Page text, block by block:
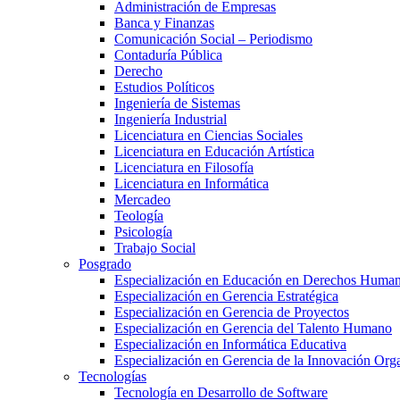
Administración de Empresas
Banca y Finanzas
Comunicación Social – Periodismo
Contaduría Pública
Derecho
Estudios Políticos
Ingeniería de Sistemas
Ingeniería Industrial
Licenciatura en Ciencias Sociales
Licenciatura en Educación Artística
Licenciatura en Filosofía
Licenciatura en Informática
Mercadeo
Teología
Psicología
Trabajo Social
Posgrado
Especialización en Educación en Derechos
Especialización en Gerencia Estratégica
Especialización en Gerencia de Proyectos
Especialización en Gerencia del Talento Humano
Especialización en Informática Educativa
Especialización en Gerencia de la Innovación
Tecnologías
Tecnología en Desarrollo de Software